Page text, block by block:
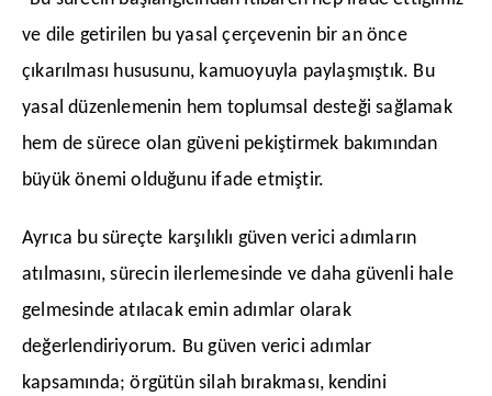
ve dile getirilen bu yasal çerçevenin bir an önce
çıkarılması hususunu, kamuoyuyla paylaşmıştık. Bu
yasal düzenlemenin hem toplumsal desteği sağlamak
hem de sürece olan güveni pekiştirmek bakımından
büyük önemi olduğunu ifade etmiştir.
​Ayrıca bu süreçte karşılıklı güven verici adımların
atılmasını, sürecin ilerlemesinde ve daha güvenli hale
gelmesinde atılacak emin adımlar olarak
değerlendiriyorum. Bu güven verici adımlar
kapsamında; örgütün silah bırakması, kendini